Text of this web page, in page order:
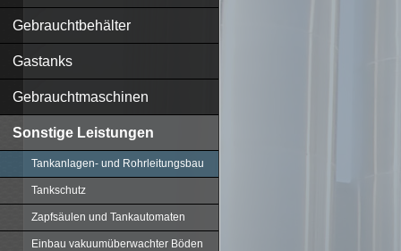
Gebrauchtbehälter
Gastanks
Gebrauchtmaschinen
Sonstige Leistungen
Tankanlagen- und Rohrleitungsbau
Tankschutz
Zapfsäulen und Tankautomaten
Einbau vakuumüberwachter Böden